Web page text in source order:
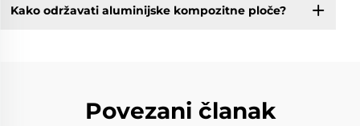
Kako održavati aluminijske kompozitne ploče?
Povezani članak